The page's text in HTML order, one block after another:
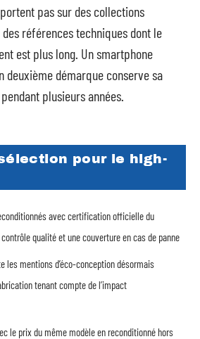
pas sur des collections
références techniques dont le
est plus long. Un smartphone
deuxième démarque conserve sa
plusieurs années.
pour le high-
avec certification officielle du
qualité et une couverture en cas de panne
les mentions d’éco-conception désormais
tenant compte de l’impact
le prix du même modèle en reconditionné hors